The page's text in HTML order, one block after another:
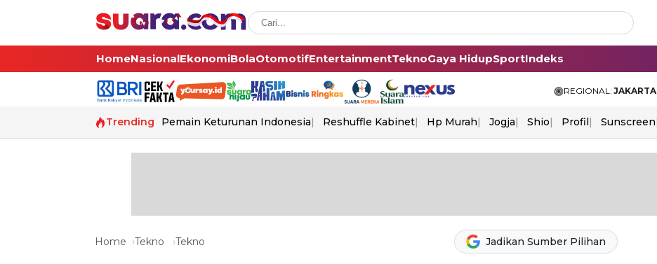
HomeNasionalEkonomiBolaOtomotifEntertainmentTeknoGaya HidupSportIndeks
REGIONAL: JAKARTA
Trending Pemain Keturunan Indonesia Reshuffle Kabinet Hp Murah Jogja Shio Profil Sunscreen
Home Tekno Tekno Jadikan Sumber Pilihan